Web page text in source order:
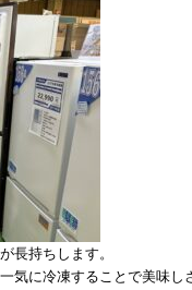
長持ちします。
気に冷凍することで美味し